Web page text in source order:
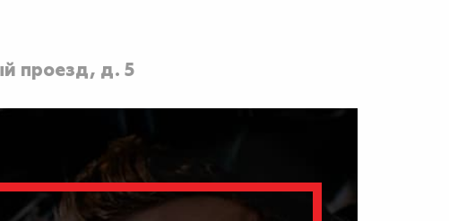
проезд, д. 5